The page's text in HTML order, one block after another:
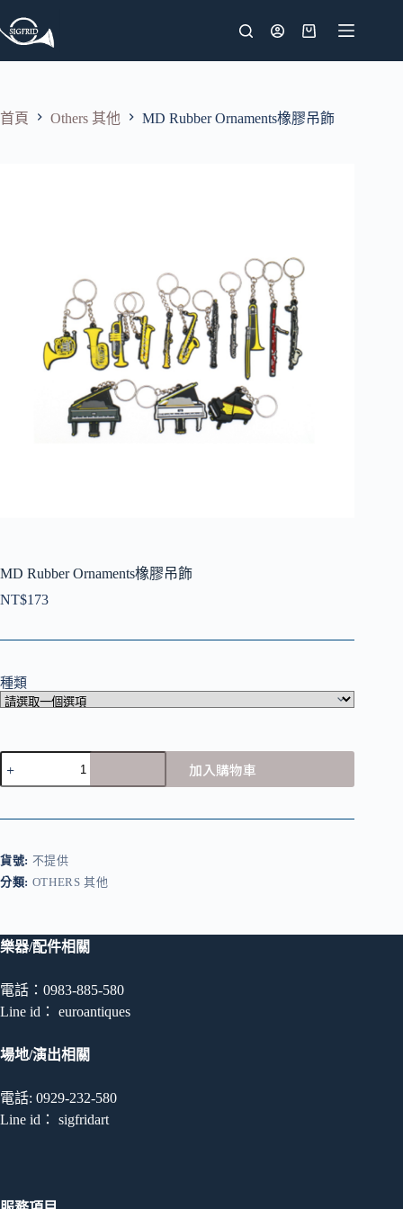
至
容
購
物
首頁 Others 其他 MD Rubber Ornaments橡膠吊飾
MD Rubber Ornaments橡膠吊飾
NT$173
種類
MD
Rubber
Ornaments
飾
數
加入購物車
貨號: 不提供
分類: OTHERS 其他
樂器/配件相關
電話：0983-885-580
Line id： euroantiques
場地/演出相關
電話: 0929-232-580
Line id： sigfridart